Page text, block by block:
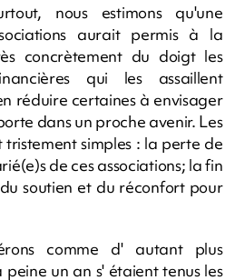
nous estimons qu'une
aurait permis à la
concrètement du doigt les
qui les assaillent
réduire certaines à envisager
dans un proche avenir. Les
tristement simples : la perte de
de ces associations; la fin
soutien et du réconfort pour
comme d' autant plus
un an s' étaient tenus les